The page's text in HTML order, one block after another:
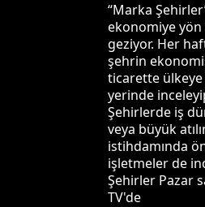
“Marka
ekonomiye
geziyor. Her
şehrin
ticarette ülkeye
yerinde
Şehirlerde iş
veya büyük
istihdamında
işletmeler de
Şehirler Pazar
TV'de